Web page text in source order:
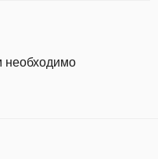
необходимо